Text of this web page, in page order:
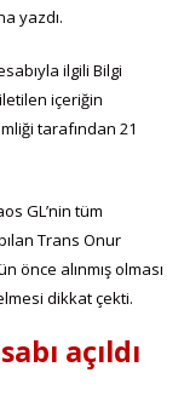
yazdı.
ilgili Bilgi
içeriğin
tarafından 21
GL’nin tüm
Trans Onur
önce alınmış olması
dikkat çekti.
açıldı